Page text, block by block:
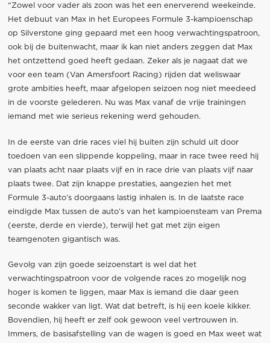
“Zowel voor vader als zoon was het een enerverend weekeinde.
Het debuut van Max in het Europees Formule 3-kampioenschap
op Silverstone ging gepaard met een hoog verwachtingspatroon,
ook bij de buitenwacht, maar ik kan niet anders zeggen dat Max
het ontzettend goed heeft gedaan. Zeker als je nagaat dat we
voor een team (Van Amersfoort Racing) rijden dat weliswaar
grote ambities heeft, maar afgelopen seizoen nog niet meedeed
in de voorste gelederen. Nu was Max vanaf de vrije trainingen
iemand met wie serieus rekening werd gehouden.
In de eerste van drie races viel hij buiten zijn schuld uit door
toedoen van een slippende koppeling, maar in race twee reed hij
van plaats acht naar plaats vijf en in race drie van plaats vijf naar
plaats twee. Dat zijn knappe prestaties, aangezien het met
Formule 3-auto’s doorgaans lastig inhalen is. In de laatste race
eindigde Max tussen de auto’s van het kampioensteam van Prema
(eerste, derde en vierde), terwijl het gat met zijn eigen
teamgenoten gigantisch was.
Gevolg van zijn goede seizoenstart is wel dat het
verwachtingspatroon voor de volgende races zo mogelijk nog
hoger is komen te liggen, maar Max is iemand die daar geen
seconde wakker van ligt. Wat dat betreft, is hij een koele kikker.
Bovendien, hij heeft er zelf ook gewoon veel vertrouwen in.
Immers, de basisafstelling van de wagen is goed en Max weet wat